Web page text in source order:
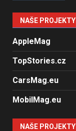
NAŠE PROJEKTY
AppleMag
TopStories.cz
CarsMag.eu
MobilMag.eu
NAŠE PROJEKTY